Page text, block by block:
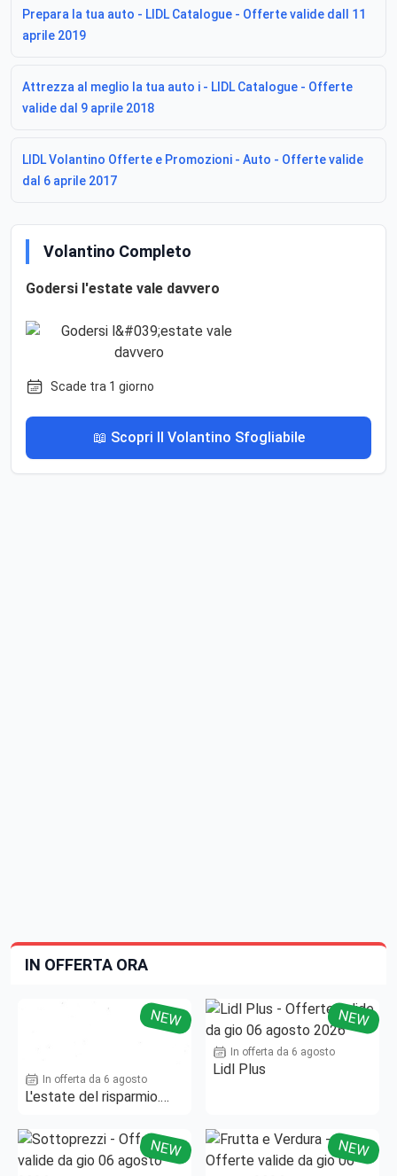
Prepara la tua auto - LIDL Catalogue - Offerte valide dall 11
aprile 2019
Attrezza al meglio la tua auto i - LIDL Catalogue - Offerte
valide dal 9 aprile 2018
LIDL Volantino Offerte e Promozioni - Auto - Offerte valide
dal 6 aprile 2017
Volantino Completo
Godersi l'estate vale davvero
Scade tra 1 giorno
📖 Scopri Il Volantino Sfogliabile
IN OFFERTA ORA
NEW
In offerta da 6 agosto
L'estate del risparmio.
NEW
In offerta da 6 agosto
Lidl Plus
NEW NEW